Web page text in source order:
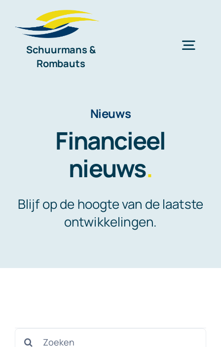
naar
Schuurmans &
Rombauts
Organisatie
Nieuws
Exact Online
Neem contact op!
Nieuws
Financieel
nieuws.
Blijf op de hoogte van de laatste
ontwikkelingen.
Zoeken